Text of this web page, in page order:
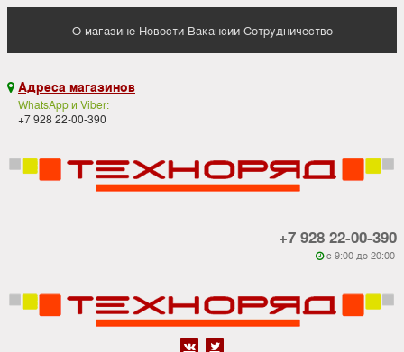
О магазине Новости Вакансии Сотрудничество
 Адреса магазинов
WhatsApp и Viber:
+7 928 22-00-390
+7 928 22-00-390
 c 9:00 до 20:00
 